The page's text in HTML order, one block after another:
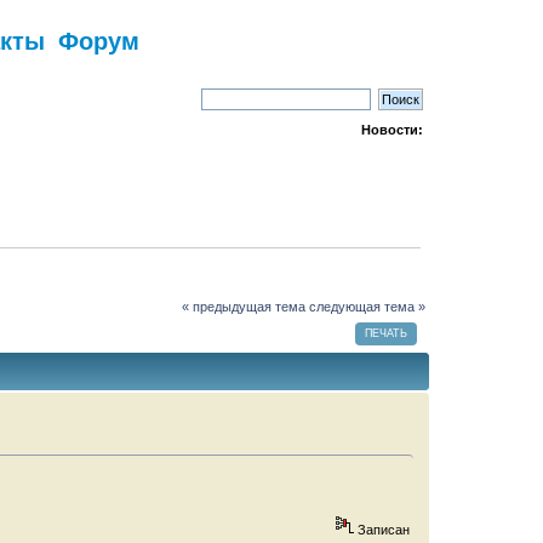
Форум
Новости:
« предыдущая тема следующая тема »
ПЕЧАТЬ
Записан